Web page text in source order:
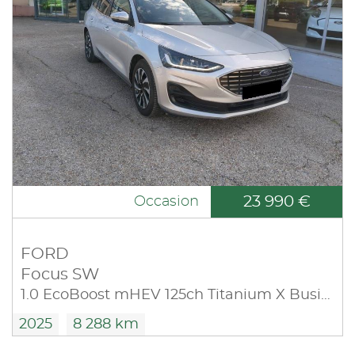
Occasion 23 990 €
FORD
Focus SW
1.0 EcoBoost mHEV 125ch Titanium X Business
2025 8 288 km